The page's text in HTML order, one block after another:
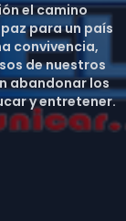
el camino
para un país
convivencia,
de nuestros
abandonar los
y entretener.